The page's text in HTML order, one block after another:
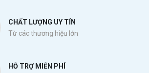
CHẤT LƯỢNG UY TÍN
Từ các thương hiệu lớn
HỖ TRỢ MIỄN PHÍ